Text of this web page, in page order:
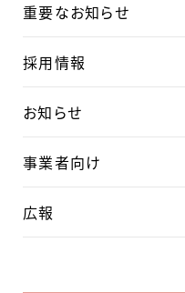
重要なお知らせ
採用情報
お知らせ
事業者向け
広報